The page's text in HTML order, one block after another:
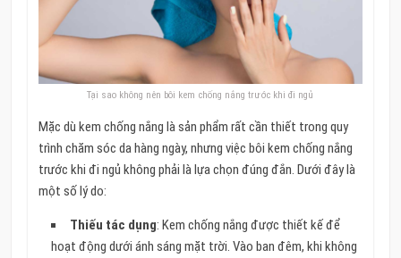
Tại sao không nên bôi kem chống nắng trước khi đi ngủ
Mặc dù kem chống nắng là sản phẩm rất cần thiết trong quy
trình chăm sóc da hàng ngày, nhưng việc bôi kem chống nắng
trước khi đi ngủ không phải là lựa chọn đúng đắn. Dưới đây là
một số lý do:
Thiếu tác dụng: Kem chống nắng được thiết kế để
hoạt động dưới ánh sáng mặt trời. Vào ban đêm, khi không